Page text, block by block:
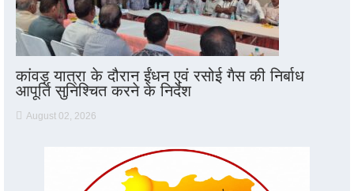
कांवड़ यात्रा के दौरान ईंधन एवं रसोई गैस की निर्बाध
आपूर्ति सुनिश्चित करने के निर्देश
August 02, 2026